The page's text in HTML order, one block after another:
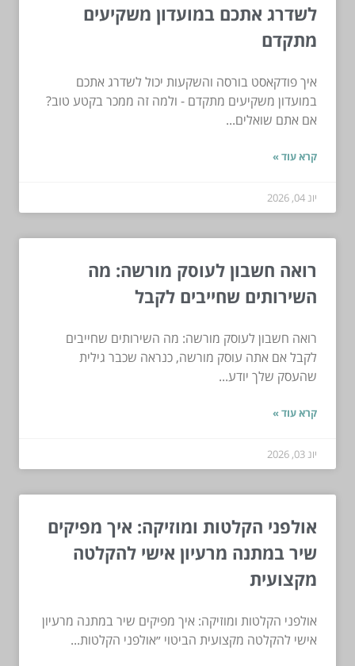
לשדרג אתכם במועדון משקיעים
מתקדם
איך פודקאסט בורסה והשקעות יכול לשדרג אתכם
במועדון משקיעים מתקדם - ולמה זה ממכר בקטע טוב?
אם אתם שואלים...
קרא עוד »
יונ 04, 2026
רואה חשבון לעוסק מורשה: מה
השירותים שחייבים לקבל
רואה חשבון לעוסק מורשה: מה השירותים שחייבים
לקבל אם אתה עוסק מורשה, כנראה שכבר גילית
שהעסק שלך יודע...
קרא עוד »
יונ 03, 2026
אולפני הקלטות ומוזיקה: איך מפיקים
שיר במתנה מרעיון אישי להקלטה
מקצועית
אולפני הקלטות ומוזיקה: איך מפיקים שיר במתנה מרעיון
אישי להקלטה מקצועית הביטוי ״אולפני הקלטות...